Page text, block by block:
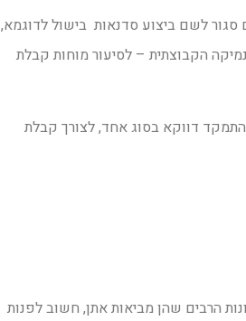
סגור לשם ביצוע סדנאות בישול לדוגמא,
הקבוצתית – לסיעור מוחות קבלת
דווקא בסוג אחד, לצורך קבלת
הרבים שהן מביאות אתן, חשוב לפנות